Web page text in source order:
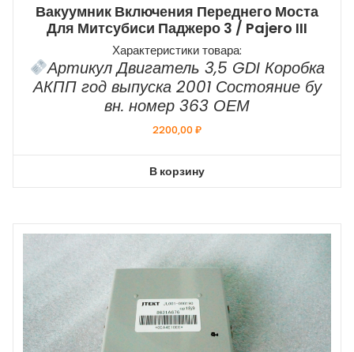
Вакуумник Включения Переднего Моста
Для Митсубиси Паджеро 3 / Pajero III
Характеристики товара:
Артикул Двигатель 3,5 GDI Коробка
АКПП год выпуска 2001 Состояние бу
вн. номер 363 ОЕМ
2200,00₽
В корзину